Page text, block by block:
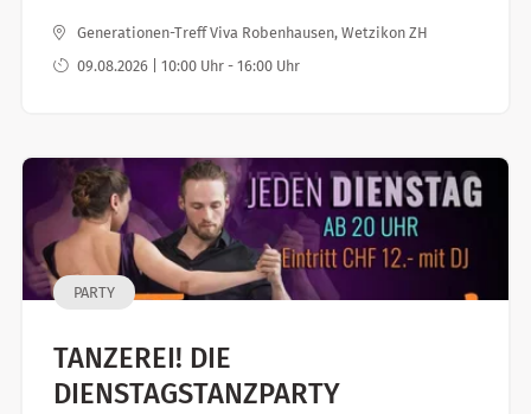
Generationen-Treff Viva Robenhausen, Wetzikon ZH
09.08.2026 | 10:00 Uhr - 16:00 Uhr
PARTY
TANZEREI! DIE
DIENSTAGSTANZPARTY